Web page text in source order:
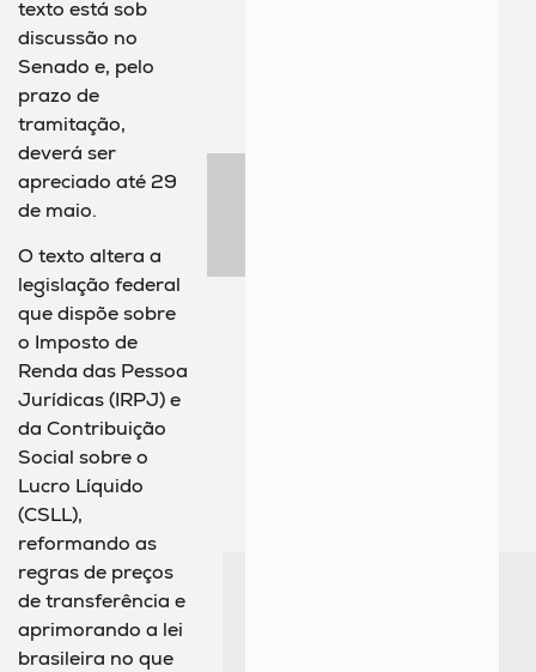
texto está sob
discussão no
Senado e, pelo
prazo de
tramitação,
deverá ser
apreciado até 29
de maio.
O texto altera a
legislação federal
que dispõe sobre
o Imposto de
Renda das Pessoa
Jurídicas (IRPJ) e
da Contribuição
Social sobre o
Lucro Líquido
(CSLL),
reformando as
regras de preços
de transferência e
aprimorando a lei
brasileira no que